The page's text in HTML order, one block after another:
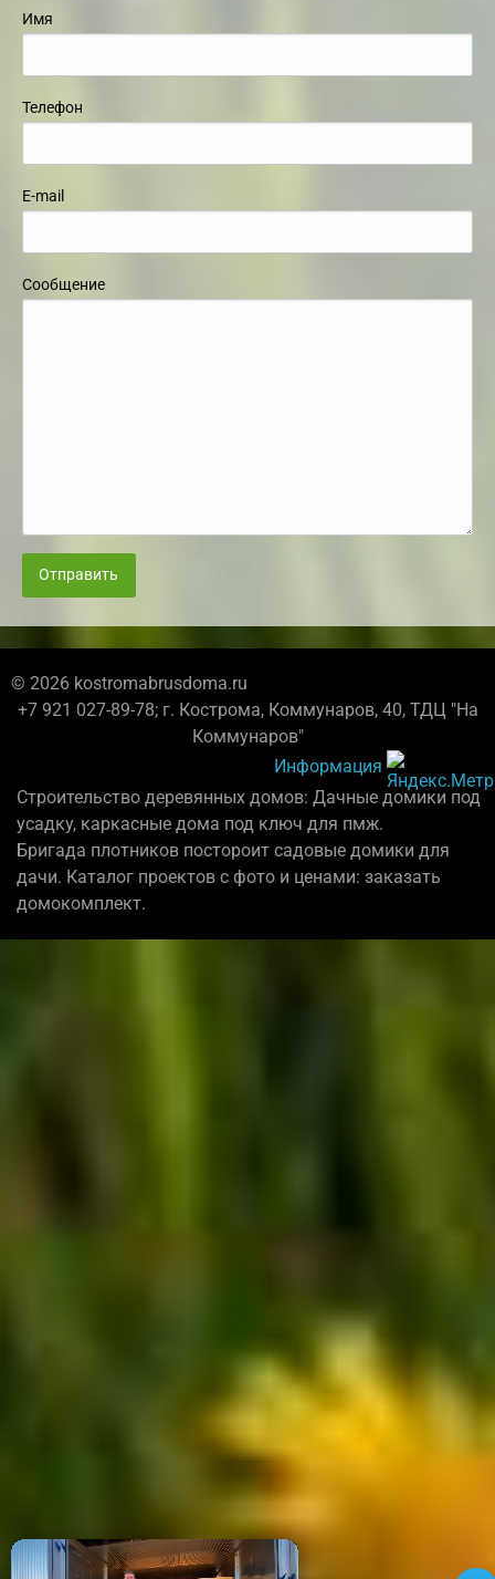
Имя
Телефон
E-mail
Сообщение
Отправить
© 2026 kostromabrusdoma.ru
+7 921 027-89-78; г. Кострома, Коммунаров, 40, ТДЦ "На
Коммунаров"
Информация
Строительство деревянных домов: Дачные домики под
усадку, каркасные дома под ключ для пмж.
Бригада плотников постороит садовые домики для
дачи. Каталог проектов с фото и ценами: заказать
домокомплект.